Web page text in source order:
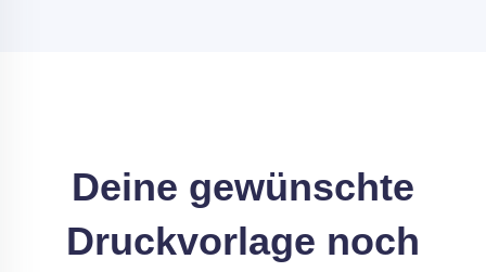
Deine gewünschte
Druckvorlage noch